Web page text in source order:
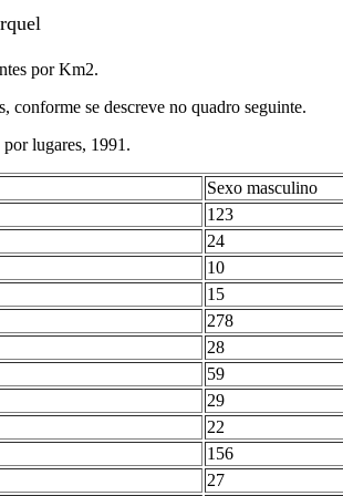
por Km2.
conforme se descreve no quadro seguinte.
lugares, 1991.
Sexo masculino
123
24
10
15
278
28
59
29
22
156
27